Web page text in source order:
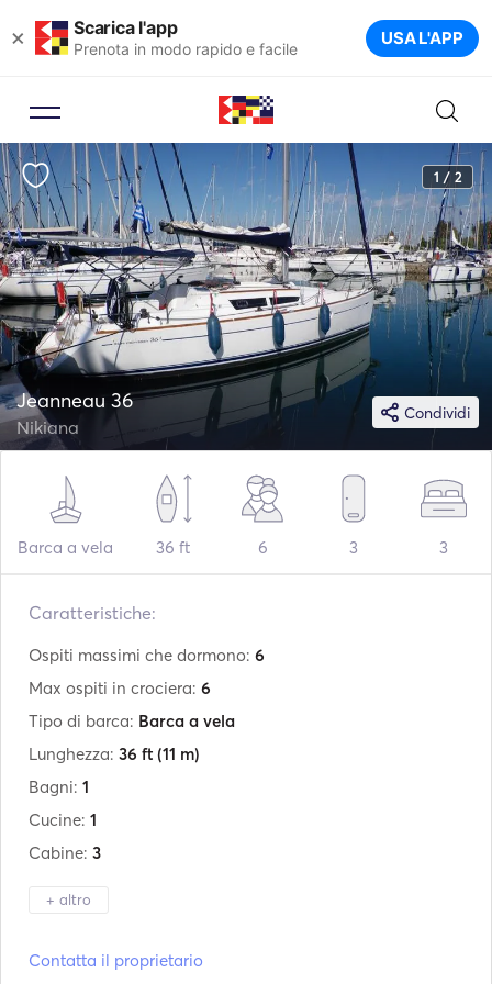
× Scarica l'app
Prenota in modo rapido e facile USA L'APP
1 / 2
Condividi
Jeanneau 36
Nikiana
Barca a vela 36 ft 6 3 3
Caratteristiche:
Ospiti massimi che dormono: 6
Max ospiti in crociera: 6
Tipo di barca: Barca a vela
Lunghezza: 36 ft (11 m)
Bagni: 1
Cucine: 1
Cabine: 3
+ altro
Contatta il proprietario